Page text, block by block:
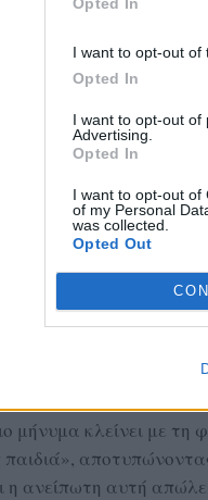
I want to opt-out of
Opted In
I want to opt-out of
Advertising.
Opted In
I want to opt-out of
of my Personal
was collected.
Opted Out
γνωστό ότι οι
των
κάθε
μήνυμα κλείνει με τη
η ανείπωτη αυτή